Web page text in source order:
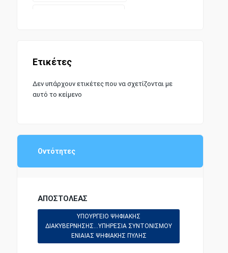
ΔΙΟΙΚΗΤΙΚΗ ΝΟΜΟΘΕΣΙΑ
ΕΜΠΟΡΙΚΗ ΝΑΥΤΙΛΙΑ
Ετικέτες
Δεν υπάρχουν ετικέτες που να σχετίζονται με
αυτό το κείμενο
Οντότητες
ΑΠΟΣΤΟΛΕΑΣ
ΥΠΟΥΡΓΕΙΟ ΨΗΦΙΑΚΗΣ
ΔΙΑΚΥΒΕΡΝΗΣΗΣ...ΥΠΗΡΕΣΙΑ ΣΥΝΤΟΝΙΣΜΟΥ
ΕΝΙΑΙΑΣ ΨΗΦΙΑΚΗΣ ΠΥΛΗΣ